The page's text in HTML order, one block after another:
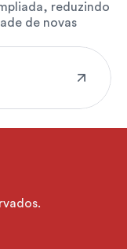
reduzindo
de novas